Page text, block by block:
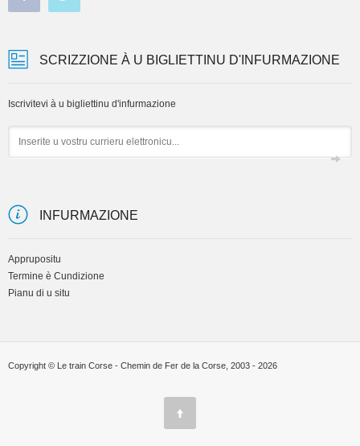
SCRIZZIONE À U BIGLIETTINU D'INFURMAZIONE
Iscrivitevi à u bigliettinu d'infurmazione
INFURMAZIONE
Apprupositu
Termine è Cundizione
Pianu di u situ
Copyright © Le train Corse - Chemin de Fer de la Corse, 2003 - 2026